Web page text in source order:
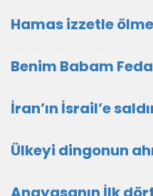
Hamas izzetle
Benim Babam
İran’ın İsrail’e
Ülkeyi dingonun